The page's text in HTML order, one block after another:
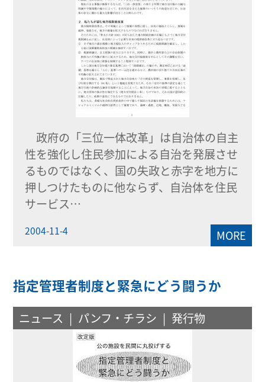
政府の「三位一体改革」は自治体の自主
性を強化し住民参加による自治を発展させ
るものではなく、国の失政と赤字を地方に
押しつけたものに他ならず、自治体を住民
サービス…
2004-11-4 MORE
指定管理者制度と緊急にどう闘うか
ニュース パンフ・チラシ 発行物